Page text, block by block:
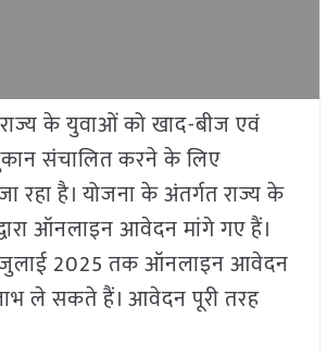
के युवाओं को खाद-बीज एवं
संचालित करने के लिए
जा रहा है। योजना के अंतर्गत राज्य के
ऑनलाइन आवेदन मांगे गए हैं।
2025 तक ऑनलाइन आवेदन
ले सकते हैं। आवेदन पूरी तरह